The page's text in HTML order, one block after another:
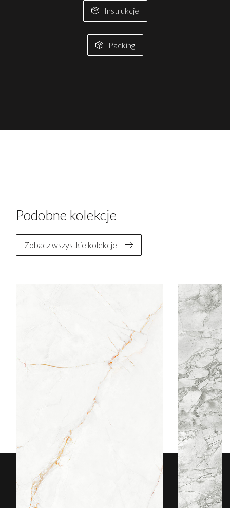
Instrukcje
Packing
Podobne kolekcje
Zobacz wszystkie kolekcje